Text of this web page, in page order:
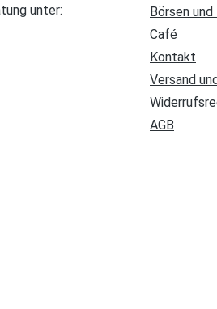
unter:
Börsen
Café
Kontakt
Versand
AGB